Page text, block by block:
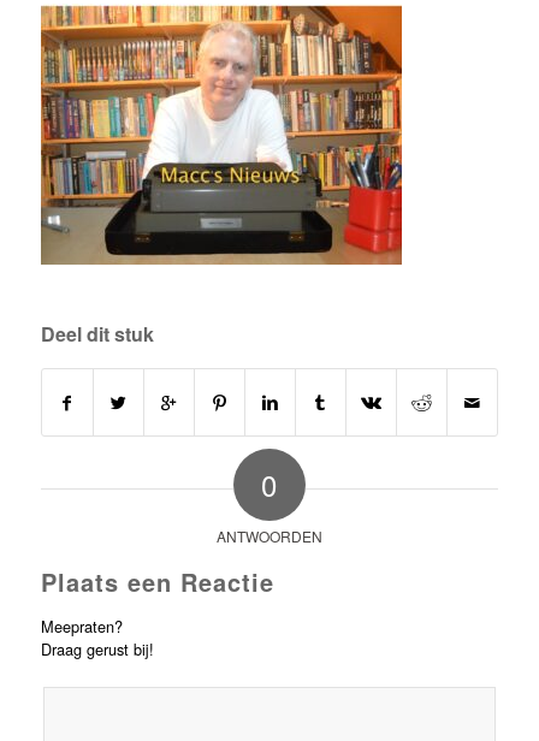
Deel dit stuk
0
ANTWOORDEN
Plaats een Reactie
Meepraten?
Draag gerust bij!